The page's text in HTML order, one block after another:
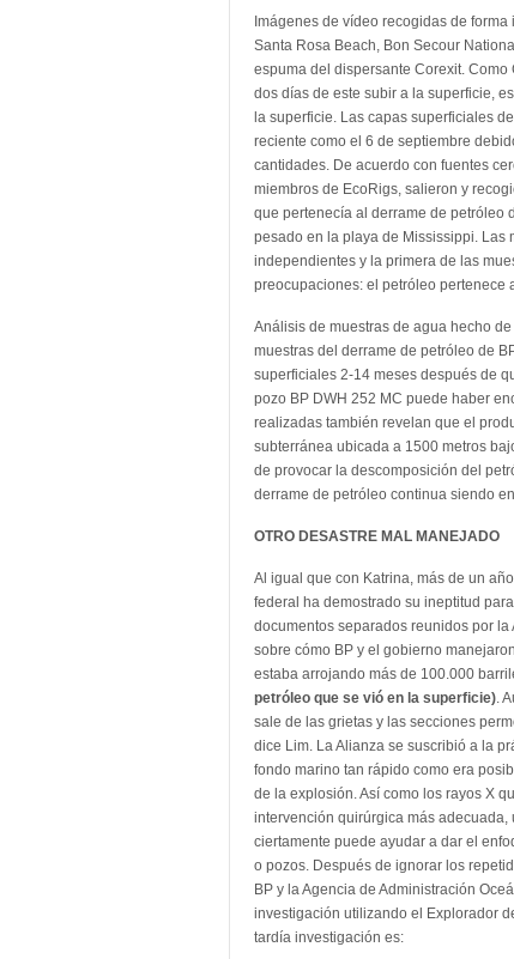
Imágenes de vídeo recogidas de
Santa Rosa Beach, Bon Secour
espuma del dispersante Corexit.
dos días de este subir a la superficie,
la superficie. Las capas superficiales
reciente como el 6 de septiembre
cantidades. De acuerdo con fuentes
miembros de EcoRigs, salieron y
que pertenecía al derrame de petróleo
pesado en la playa de Mississippi. Las
independientes y la primera de las
preocupaciones: el petróleo pertenece
Análisis de muestras de agua hecho
muestras del derrame de petróleo de
superficiales 2-14 meses después de
pozo BP DWH 252 MC puede haber
realizadas también revelan que el
subterránea ubicada a 1500 metros
de provocar la descomposición del
derrame de petróleo continua siendo
OTRO DESASTRE MAL MANEJADO
Al igual que con Katrina, más de un
federal ha demostrado su ineptitud
documentos separados reunidos por
sobre cómo BP y el gobierno
estaba arrojando más de 100.000
petróleo que se vió en la superficie).
sale de las grietas y las secciones
dice Lim. La Alianza se suscribió a la
fondo marino tan rápido como era
de la explosión. Así como los rayos X
intervención quirúrgica más
ciertamente puede ayudar a dar el
o pozos. Después de ignorar los
BP y la Agencia de Administración
investigación utilizando el Explorador
tardía investigación es: